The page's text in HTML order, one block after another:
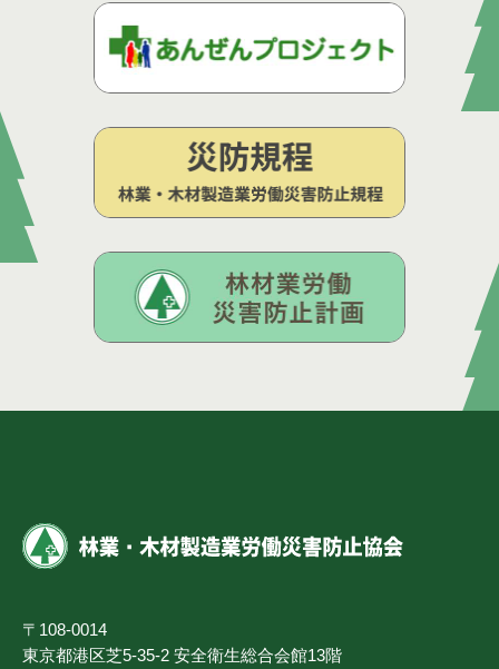
〒108-0014
東京都港区芝5-35-2 安全衛生総合会館13階